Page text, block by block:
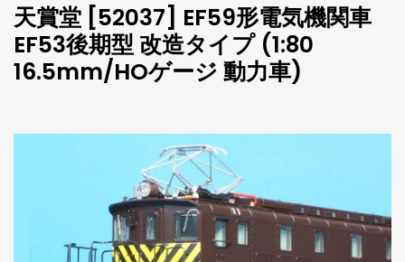
天賞堂 [52037] EF59形電気機関車
EF53後期型 改造タイプ (1:80
16.5mm/HOゲージ 動力車)